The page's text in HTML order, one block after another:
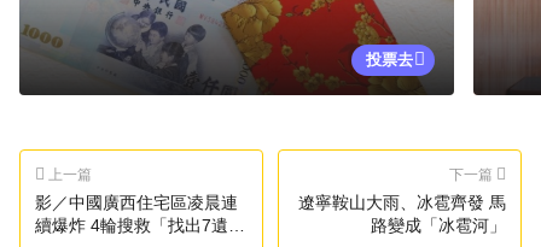
投票去
上一篇
影／中國廣西住宅區凌晨連
續爆炸 4輪搜救「找出7遺
下一篇
遼寧鞍山大雨、冰雹齊發 馬
路變成「冰雹河」